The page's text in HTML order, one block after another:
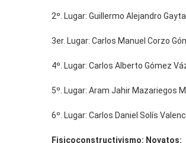
2º. Lugar: Guillermo Alejandro
3er. Lugar: Carlos Manuel Corzo
4º. Lugar: Carlos Alberto Gómez
5º. Lugar: Aram Jahir Mazariegos
6º. Lugar: Carlos Daniel Solís
Fisicoconstructivismo: Novatos: